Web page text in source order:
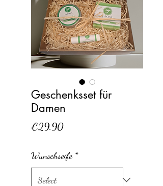
Geschenksset für
Damen
€29.90Price
Wunschseife *